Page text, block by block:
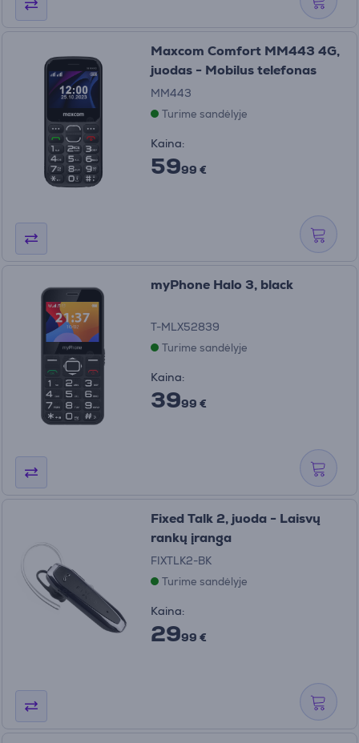
Maxcom Comfort MM443 4G,
juodas - Mobilus telefonas
MM443
Turime sandėlyje
Kaina:
5999 €
myPhone Halo 3, black
T-MLX52839
Turime sandėlyje
Kaina:
3999 €
Fixed Talk 2, juoda - Laisvų
rankų įranga
FIXTLK2-BK
Turime sandėlyje
Kaina:
2999 €